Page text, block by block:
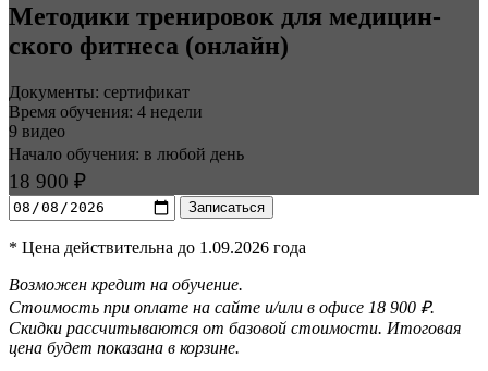
Методики тренировок для медицин­
ского фитнеса (онлайн)
Документы: сертификат
Время обучения: 4 недели
9 видео
Начало обучения: в любой день
18 900 ₽
Записаться
* Цена действительна до 1.09.2026 года
Возможен кредит на обучение.
Стоимость при оплате на сайте и/или в офисе 18 900 ₽.
Скидки рассчитываются от базовой стоимости. Итоговая
цена будет показана в корзине.